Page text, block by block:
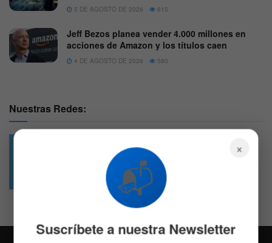
5 DE AGOSTO DE 2026 615
Jeff Bezos planea vender 4.000 millones en
acciones de Amazon y los títulos caen
4 DE AGOSTO DE 2026 580
Nuestras Redes:
4.7k
Followers
×
📬
Suscríbete a nuestra Newsletter